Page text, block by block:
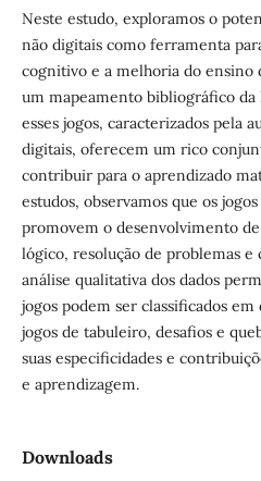
Neste estudo, exploramos o
não digitais como ferramenta
cognitivo e a melhoria do ensino
um mapeamento bibliográfico
esses jogos, caracterizados pela
digitais, oferecem um rico
contribuir para o aprendizado
estudos, observamos que os
promovem o desenvolvimento
lógico, resolução de problemas e
análise qualitativa dos dados
jogos podem ser classificados
jogos de tabuleiro, desafios e
suas especificidades e
e aprendizagem.
Downloads